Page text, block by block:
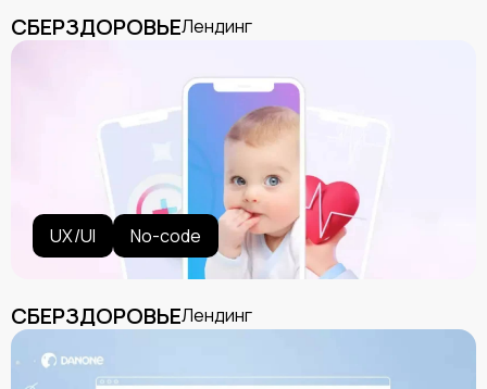
СБЕРЗДОРОВЬЕЛендинг
UX/UI No-code
СБЕРЗДОРОВЬЕЛендинг
Кейсы
Обсудить проект
Motion & 3D